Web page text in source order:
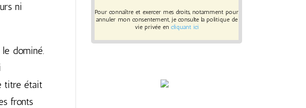
ni
dominé.
titre était
fronts
Pour connaître et exercer mes droits, notamment pour
annuler mon consentement, je consulte la politique de
vie privée en cliquant ici